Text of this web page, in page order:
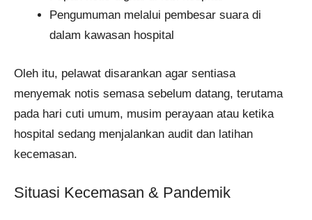
Pengumuman melalui pembesar suara di
dalam kawasan hospital
Oleh itu, pelawat disarankan agar sentiasa
menyemak notis semasa sebelum datang, terutama
pada hari cuti umum, musim perayaan atau ketika
hospital sedang menjalankan audit dan latihan
kecemasan.
Situasi Kecemasan & Pandemik